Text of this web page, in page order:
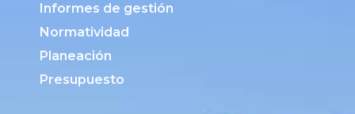
Informes de gestión
Normatividad
Planeación
Presupuesto